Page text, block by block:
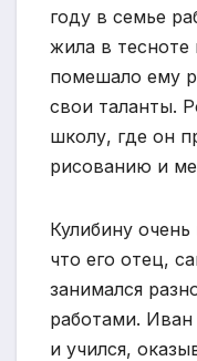
году в семье
жила в тесноте
помешало ему
свои таланты.
школу, где он
рисованию и
Кулибину
что его отец,
занимался
работами.
и учился,